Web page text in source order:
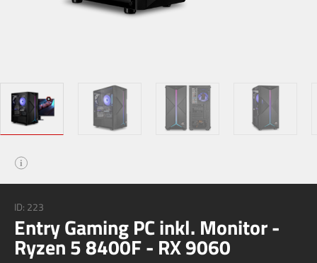
i
ID: 223
Entry Gaming PC inkl. Monitor -
Ryzen 5 8400F - RX 9060